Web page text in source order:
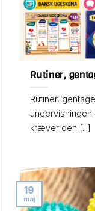
Rutiner,
Rutiner,
undervisningen
kræver den [...]
19
maj